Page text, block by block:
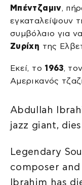
Μπέντζαμιν,
εγκαταλείψουν
συμβόλαιο για
Ζυρίχη της
Εκεί, το1963,
Αμερικανός
Abdullah
jazz giant, dies
Legendary
composer
Ibrahim has